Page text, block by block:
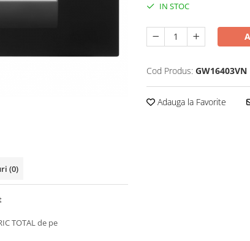
IN STOC
Cod Produs: GW16403VN
Adauga la Favorite
(0)
TOTAL de pe